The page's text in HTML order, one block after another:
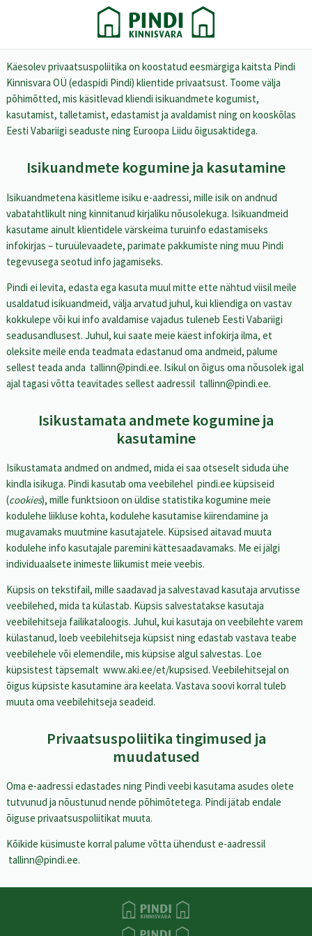
Käesolev privaatsuspoliitika on koostatud eesmärgiga kaitsta Pindi
Kinnisvara OÜ (edaspidi Pindi) klientide privaatsust. Toome välja
põhimõtted, mis käsitlevad kliendi isikuandmete kogumist,
kasutamist, talletamist, edastamist ja avaldamist ning on kooskõlas
Eesti Vabariigi seaduste ning Euroopa Liidu õigusaktidega.
Isikuandmete kogumine ja kasutamine
Isikuandmetena käsitleme isiku e-aadressi, mille isik on andnud
vabatahtlikult ning kinnitanud kirjaliku nõusolekuga. Isikuandmeid
kasutame ainult klientidele värskeima turuinfo edastamiseks
infokirjas – turuülevaadete, parimate pakkumiste ning muu Pindi
tegevusega seotud info jagamiseks.
Pindi ei levita, edasta ega kasuta muul mitte ette nähtud viisil meile
usaldatud isikuandmeid, välja arvatud juhul, kui kliendiga on vastav
kokkulepe või kui info avaldamise vajadus tuleneb Eesti Vabariigi
seadusandlusest. Juhul, kui saate meie käest infokirja ilma, et
oleksite meile enda teadmata edastanud oma andmeid, palume
sellest teada anda tallinn@pindi.ee. Isikul on õigus oma nõusolek igal
ajal tagasi võtta teavitades sellest aadressil tallinn@pindi.ee.
Isikustamata andmete kogumine ja
kasutamine
Isikustamata andmed on andmed, mida ei saa otseselt siduda ühe
kindla isikuga. Pindi kasutab oma veebilehelpindi.ee küpsiseid
(cookies), mille funktsioon on üldise statistika kogumine meie
kodulehe liikluse kohta, kodulehe kasutamise kiirendamine ja
mugavamaks muutmine kasutajatele. Küpsised aitavad muuta
kodulehe info kasutajale paremini kättesaadavamaks. Me ei jälgi
individuaalsete inimeste liikumist meie veebis.
Küpsis on tekstifail, mille saadavad ja salvestavad kasutaja arvutisse
veebilehed, mida ta külastab. Küpsis salvestatakse kasutaja
veebilehitseja failikataloogis. Juhul, kui kasutaja on veebilehte varem
külastanud, loeb veebilehitseja küpsist ning edastab vastava teabe
veebilehele või elemendile, mis küpsise algul salvestas. Loe
küpsistest täpsemaltwww.aki.ee/et/kupsised. Veebilehitsejal on
õigus küpsiste kasutamine ära keelata. Vastava soovi korral tuleb
muuta oma veebilehitseja seadeid.
Privaatsuspoliitika tingimused ja
muudatused
Oma e-aadressi edastades ning Pindi veebi kasutama asudes olete
tutvunud ja nõustunud nende põhimõtetega. Pindi jätab endale
õiguse privaatsuspoliitikat muuta.
Kõikide küsimuste korral palume võtta ühendust e-aadressil
tallinn@pindi.ee.